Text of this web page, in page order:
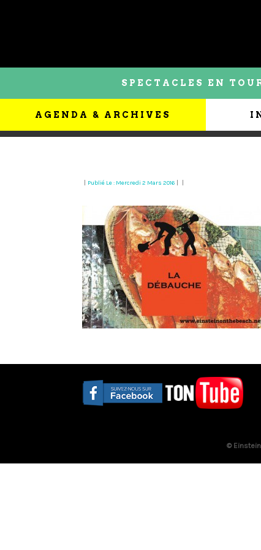
SPECTACLES EN
AGENDA & ARCHIVES
Publié Le : Mercredi 2 Mars 2016
©